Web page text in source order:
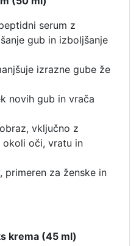
serum z
gub in izboljšanje
izrazne gube že
novih gub in vrača
vključno z
oči, vratu in
primeren za ženske in
krema (45 ml)